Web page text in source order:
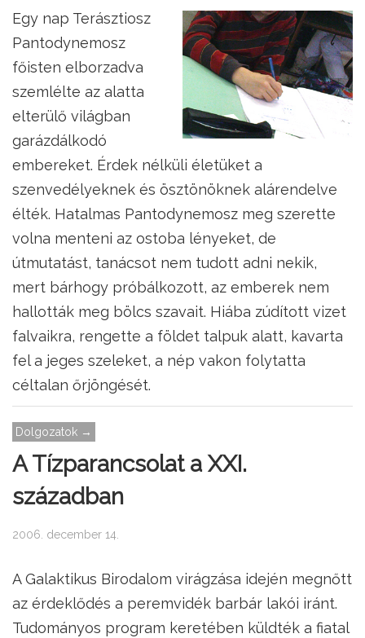
Egy nap Terásztiosz
Pantodynemosz
főisten elborzadva
szemlélte az alatta
elterülő világban
garázdálkodó
embereket. Érdek nélküli életüket a
szenvedélyeknek és ösztönöknek alárendelve
élték. Hatalmas Pantodynemosz meg szerette
volna menteni az ostoba lényeket, de
útmutatást, tanácsot nem tudott adni nekik,
mert bárhogy próbálkozott, az emberek nem
hallották meg bölcs szavait. Hiába zúdított vizet
falvaikra, rengette a földet talpuk alatt, kavarta
fel a jeges szeleket, a nép vakon folytatta
céltalan őrjöngését.
Dolgozatok →
A Tízparancsolat a XXI.
században
2006. december 14.
A Galaktikus Birodalom virágzása idején megnőtt
az érdeklődés a peremvidék barbár lakói iránt.
Tudományos program keretében küldték a fiatal